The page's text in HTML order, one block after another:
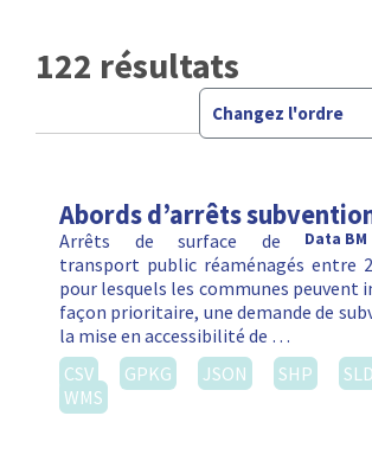
122 résultats
Changez l'ordre
Abords d’arrêts
Data BM
Arrêts de surface de
transport public réaménagés entre
pour lesquels les communes peuvent
façon prioritaire, une demande de
la mise en accessibilité de …
CSV
GPKG JSON SHP SLD
WMS